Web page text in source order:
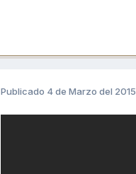
Publicado 4 de Marzo del 2015